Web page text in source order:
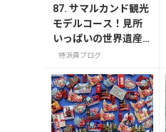
87. サマルカンド観光
モデルコース！見所
いっぱいの世界遺産
都市を満喫するおす
特派員ブログ